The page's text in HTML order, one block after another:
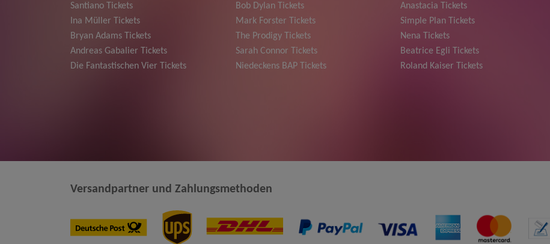
Santiano Tickets
Ina Müller Tickets
Bryan Adams Tickets
Andreas Gabalier Tickets
Die Fantastischen Vier Tickets
Bob Dylan Tickets
Mark Forster Tickets
The Prodigy Tickets
Sarah Connor Tickets
Niedeckens BAP Tickets
Anastacia Tickets
Simple Plan Tickets
Nena Tickets
Beatrice Egli Tickets
Roland Kaiser Tickets
Versandpartner und Zahlungsmethoden